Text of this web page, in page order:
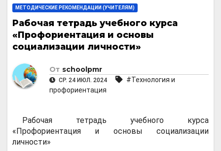
МЕТОДИЧЕСКИЕ РЕКОМЕНДАЦИИ (УЧИТЕЛЯМ)
Рабочая тетрадь учебного курса
«Профориентация и основы
социализации личности»
От schoolpmr
СР. 24 ИЮЛ. 2024
#Технология и
профориентация
Рабочая тетрадь учебного курса
«Профориентация и основы социализации
личности»